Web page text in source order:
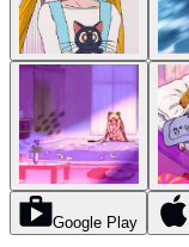
Google Play